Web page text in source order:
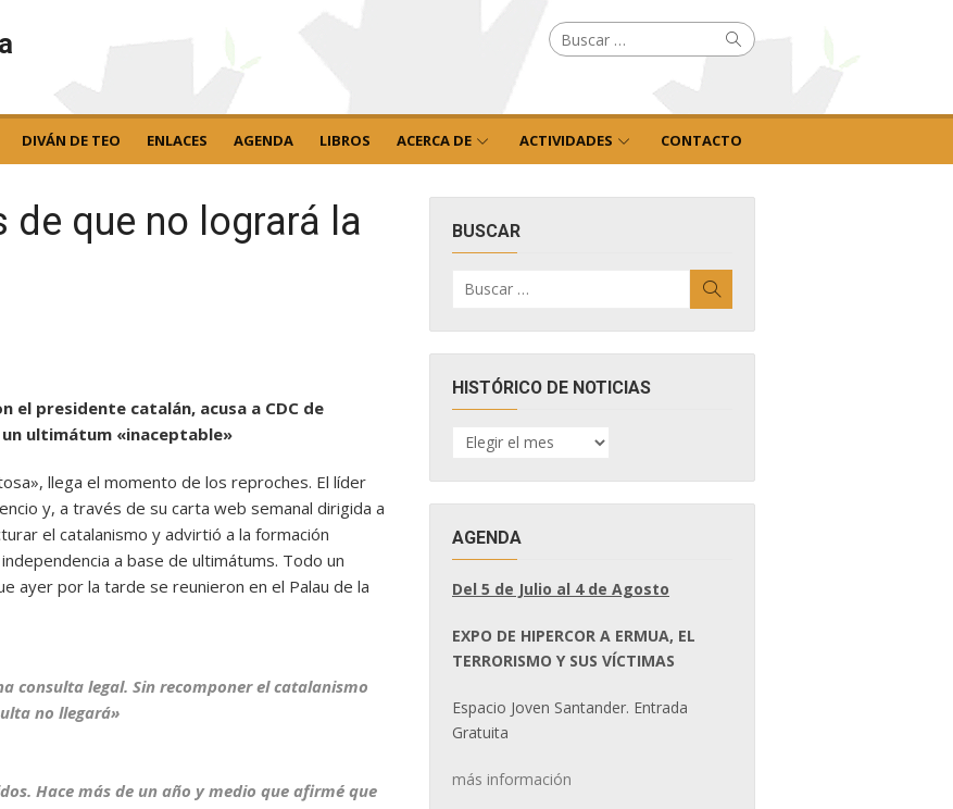
Buscar
por: Buscar
DIVÁN DE TEO ENLACES AGENDA LIBROS ACERCA DE ACTIVIDADES CONTACTO
de que no logrará la
el presidente catalán, acusa a CDC de
ultimátum «inaceptable»
llega el momento de los reproches. El líder
y, a través de su carta web semanal dirigida a
el catalanismo y advirtió a la formación
a base de ultimátums. Todo un
ayer por la tarde se reunieron en el Palau de la
consulta legal. Sin recomponer el catalanismo
no llegará»
Hace más de un año y medio que afirmé que
BUSCAR
por:
HISTÓRICO DE NOTICIAS
HISTÓRICO
DE
AGENDA
Del 5 de Julio al 4 de Agosto
EXPO DE HIPERCOR A ERMUA, EL
TERRORISMO Y SUS VÍCTIMAS
Espacio Joven Santander. Entrada
Gratuita
más información